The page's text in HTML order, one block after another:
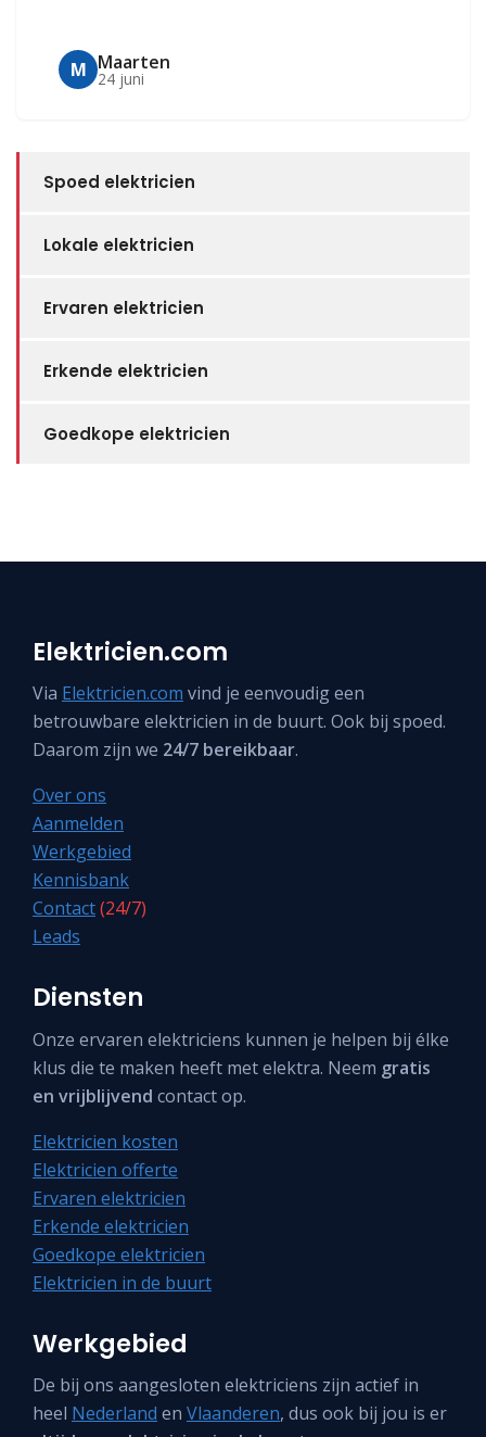
M Maarten
24 juni
Spoed elektricien
Lokale elektricien
Ervaren elektricien
Erkende elektricien
Goedkope elektricien
Elektricien.com
Via Elektricien.com vind je eenvoudig een
betrouwbare elektricien in de buurt. Ook bij spoed.
Daarom zijn we 24/7 bereikbaar.
Over ons
Aanmelden
Werkgebied
Kennisbank
Contact(24/7)
Leads
Diensten
Onze ervaren elektriciens kunnen je helpen bij élke
klus die te maken heeft met elektra. Neem gratis
en vrijblijvend contact op.
Elektricien kosten
Elektricien offerte
Ervaren elektricien
Erkende elektricien
Goedkope elektricien
Elektricien in de buurt
Werkgebied
De bij ons aangesloten elektriciens zijn actief in
heel Nederland en Vlaanderen, dus ook bij jou is er